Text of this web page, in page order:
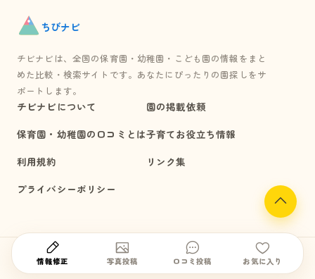
情報修正 写真投稿 口コミ投稿 お気に入り
ちびナビ
チビナビは、全国の保育園・幼稚園・こども園の情報をまと
めた比較・検索サイトです。あなたにぴったりの園探しをサ
ポートします。
チビナビについて
保育園・幼稚園の口コミとは
利用規約
プライバシーポリシー
園の掲載依頼
子育てお役立ち情報
リンク集
© chibi-navi All Rights Reserved.